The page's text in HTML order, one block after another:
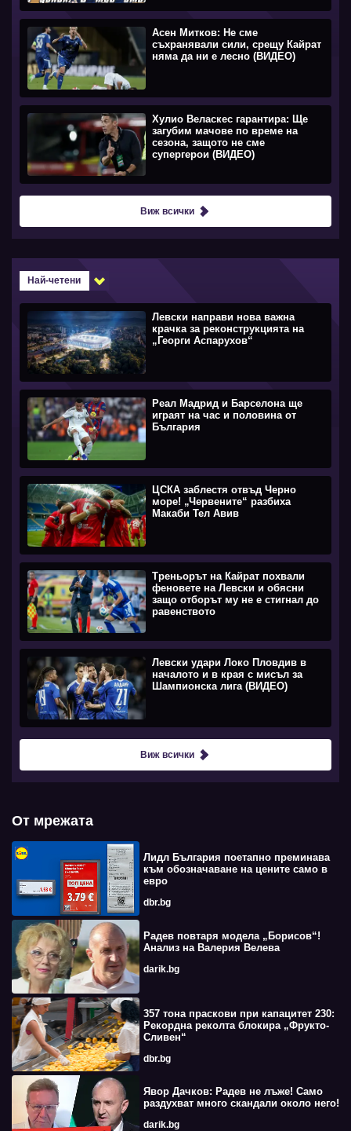
Асен Митков: Не сме
съхранявали сили, срещу Кайрат
няма да ни е лесно (ВИДЕО)
Хулио Веласкес гарантира: Ще
загубим мачове по време на
сезона, защото не сме
супергерои (ВИДЕО)
Виж всички
Най-четени
Левски направи нова важна
крачка за реконструкцията на
„Георги Аспарухов“
Реал Мадрид и Барселона ще
играят на час и половина от
България
ЦСКА заблестя отвъд Черно
море! „Червените“ разбиха
Макаби Тел Авив
Треньорът на Кайрат похвали
феновете на Левски и обясни
защо отборът му не е стигнал до
равенството
Левски удари Локо Пловдив в
началото и в края с мисъл за
Шампионска лига (ВИДЕО)
Виж всички
От мрежата
Лидл България поетапно преминава
към обозначаване на цените само в
евро
dbr.bg
Радев повтаря модела „Борисов“!
Анализ на Валерия Велева
darik.bg
357 тона праскови при капацитет 230:
Рекордна реколта блокира „Фрукто-
Сливен“
dbr.bg
Явор Дачков: Радев не лъже! Само
раздухват много скандали около него!
darik.bg